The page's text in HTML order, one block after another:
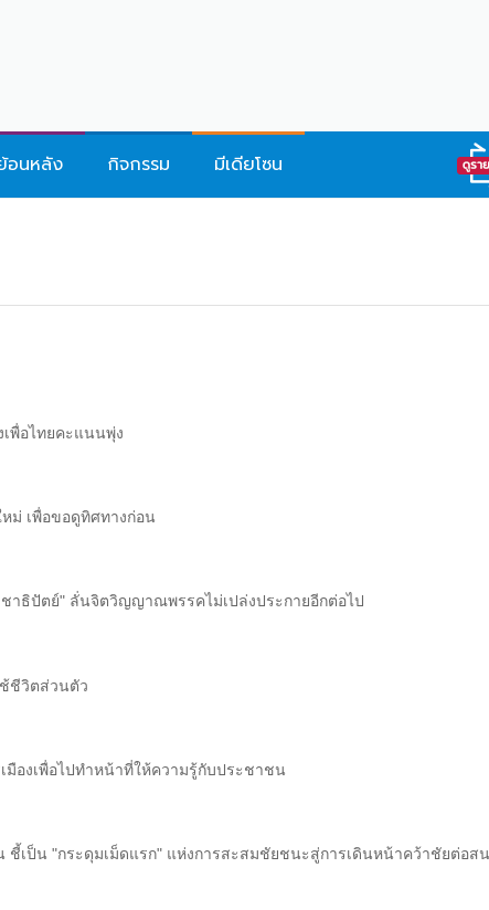
อนหลัง กิจกรรม มีเดียโซน
พื่อไทยคะแนนพุ่ง
ม่ เพื่อขอดูทิศทางก่อน
าธิปัตย์" ลั่นจิตวิญญาณพรรคไม่เปล่งประกายอีกต่อไป
ช้ชีวิตส่วนตัว
องเพื่อไปทำหน้าที่ให้ความรู้กับประชาชน
เป็น "กระดุมเม็ดแรก" แห่งการสะสมชัยชนะสู่การเดินหน้าคว้าชัยต่อส